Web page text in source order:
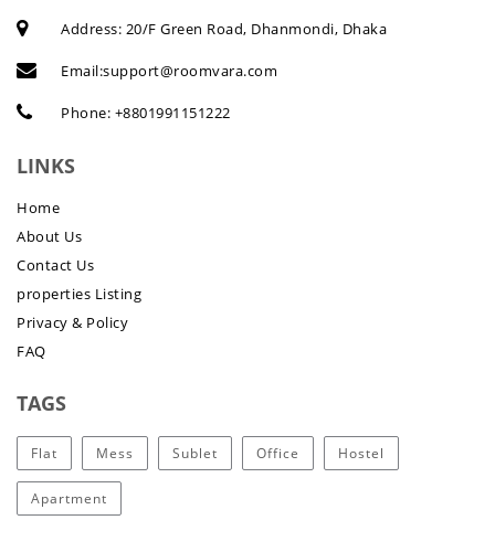
Address: 20/F Green Road, Dhanmondi, Dhaka
Email:support@roomvara.com
Phone: +8801991151222
LINKS
Home
About Us
Contact Us
properties Listing
Privacy & Policy
FAQ
TAGS
Flat Mess Sublet Office Hostel
Apartment